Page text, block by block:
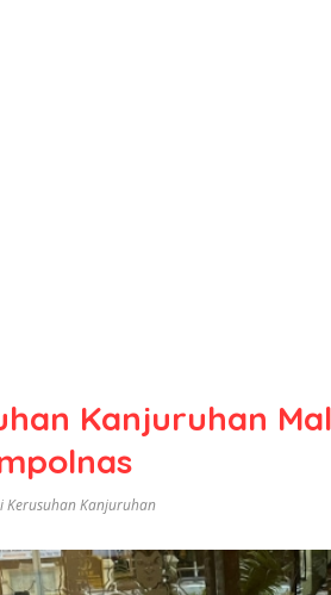
Kanjuruhan
Kerusuhan Kanjuruhan